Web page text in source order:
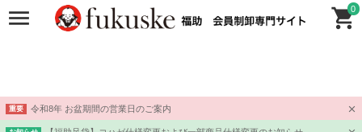
重要 令和8年 お盆期間の営業日のご案内
0